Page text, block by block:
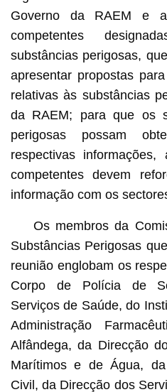
Governo da RAEM e
competentes
substâncias perigosas,
apresentar propostas
relativas às substâncias
da RAEM; para que os
perigosas possam
respectivas
competentes devem
informação com os
Os membros da
Substâncias Perigosas
reunião englobam os
Corpo de Polícia de
Serviços de Saúde, do
Administração
Alfândega, da Direcção
Marítimos e de Água,
Civil, da Direcção dos